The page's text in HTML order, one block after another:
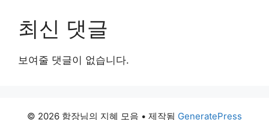
최신 댓글
보여줄 댓글이 없습니다.
© 2026 함장님의 지혜 모음 • 제작됨 GeneratePress